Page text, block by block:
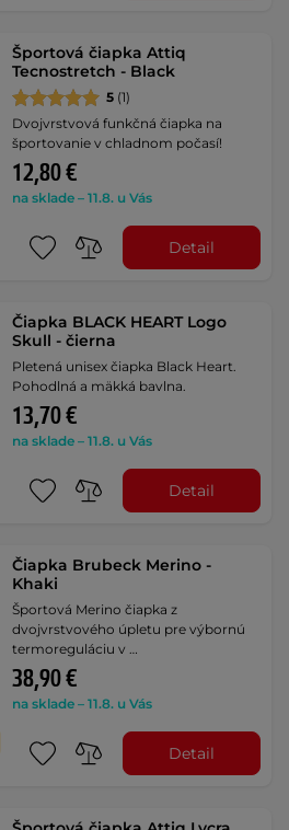
Športová čiapka Attiq
Tecnostretch - Black
5 (1)
Dvojvrstvová funkčná čiapka na
športovanie v chladnom počasí!
12,80 €
na sklade – 11.8. u Vás
Detail
Čiapka BLACK HEART Logo
Skull - čierna
Pletená unisex čiapka Black Heart.
Pohodlná a mäkká bavlna.
13,70 €
na sklade – 11.8. u Vás
Detail
Čiapka Brubeck Merino -
Khaki
Športová Merino čiapka z
dvojvrstvového úpletu pre výbornú
termoreguláciu v …
38,90 €
na sklade – 11.8. u Vás
Detail